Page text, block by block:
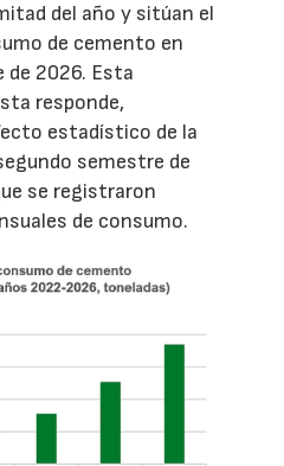
del año y sitúan el
de cemento en
de 2026. Esta
responde,
estadístico de la
semestre de
se registraron
de consumo.